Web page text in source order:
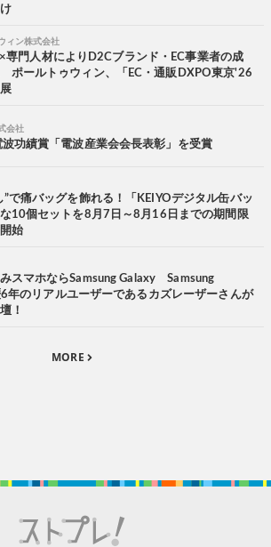
ィン株式会社
専門人材によりD2Cブランド・EC事業者の成
ポールトゥウィン、「EC・通販DXPO東京'26
会社
功績賞「電波産業会会長表彰」を受賞
”で痛バッグを飾れる！「KEIYOデジタル缶バッ
10個セットを8月7日～8月16日までの期間限
始
スマホならSamsung Galaxy Samsung
年のリアルユーザーであるカズレーザーさんが
！
MORE